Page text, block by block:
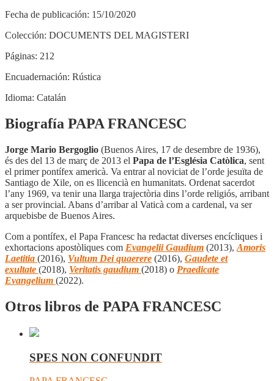
Fecha de publicación: 15/10/2020
Colección: DOCUMENTS DEL MAGISTERI
Páginas: 212
Encuadernación: Rústica
Idioma: Catalán
Biografía PAPA FRANCESC
Jorge Mario Bergoglio (Buenos Aires, 17 de desembre de 1936),
és des del 13 de març de 2013 el Papa de l’Església Catòlica, sent
el primer pontífex americà. Va entrar al noviciat de l’orde jesuïta de
Santiago de Xile, on es llicencià en humanitats. Ordenat sacerdot
l’any 1969, va tenir una llarga trajectòria dins l’orde religiós, arribant
a ser provincial. Abans d’arribar al Vaticà com a cardenal, va ser
arquebisbe de Buenos Aires.
Com a pontífex, el Papa Francesc ha redactat diverses encícliques i
exhortacions apostòliques com Evangelii Gaudium (2013), Amoris
Laetitia (2016), Vultum Dei quaerere (2016), Gaudete et
exultate (2018), Veritatis gaudium (2018) o Praedicate
Evangelium (2022).
Otros libros de PAPA FRANCESC
SPES NON CONFUNDIT